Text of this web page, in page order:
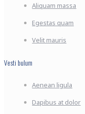
Aliquam massa
Egestas quam
Velit mauris
Vesti bulum
Aenean ligula
Dapibus at dolor